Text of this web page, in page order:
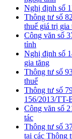
Nghị định số
Thông tư số
thuế giá trị gia
Công văn số
tỉnh
Nghị định số
gia tăng
Thông tư số
thuế
Thông tư số
156/2013/TT-
Công văn số
tác
Thông tư số
tại các Thông